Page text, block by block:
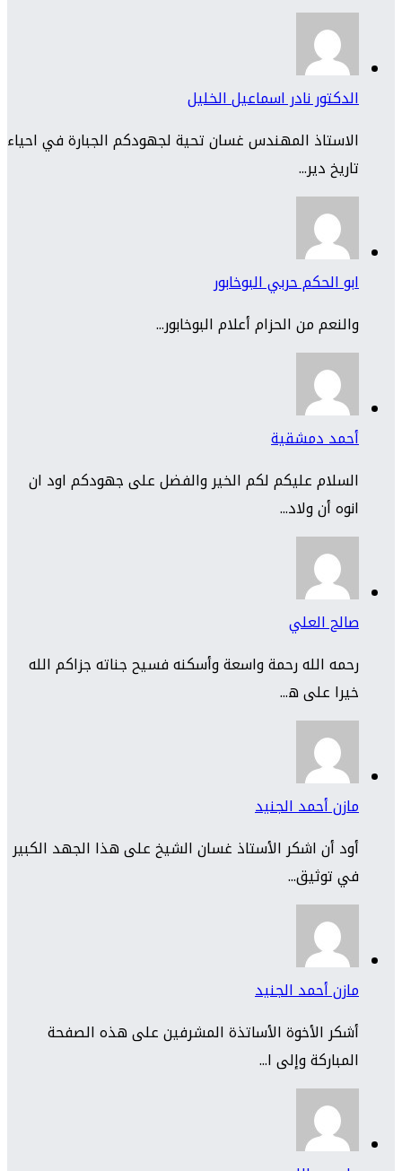
الدكتور نادر اسماعيل الخليل
الاستاذ المهندس غسان تحية لجهودكم الجبارة في احياء
تاريخ دير...
ابو الحكم حربي البوخابور
والنعم من الحزام أعلام البوخابور...
أحمد دمشقية
السلام عليكم لكم الخير والفضل على جهودكم اود ان
انوه أن ولاد...
صالح العلي
رحمه الله رحمة واسعة وأسكنه فسيح جناته جزاكم الله
خيرا على ه...
مازن أحمد الجنيد
أود أن اشكر الأستاذ غسان الشيخ على هذا الجهد الكبير
في توثيق...
مازن أحمد الجنيد
أشكر الأخوة الأساتذة المشرفين على هذه الصفحة
المباركة وإلى ا...